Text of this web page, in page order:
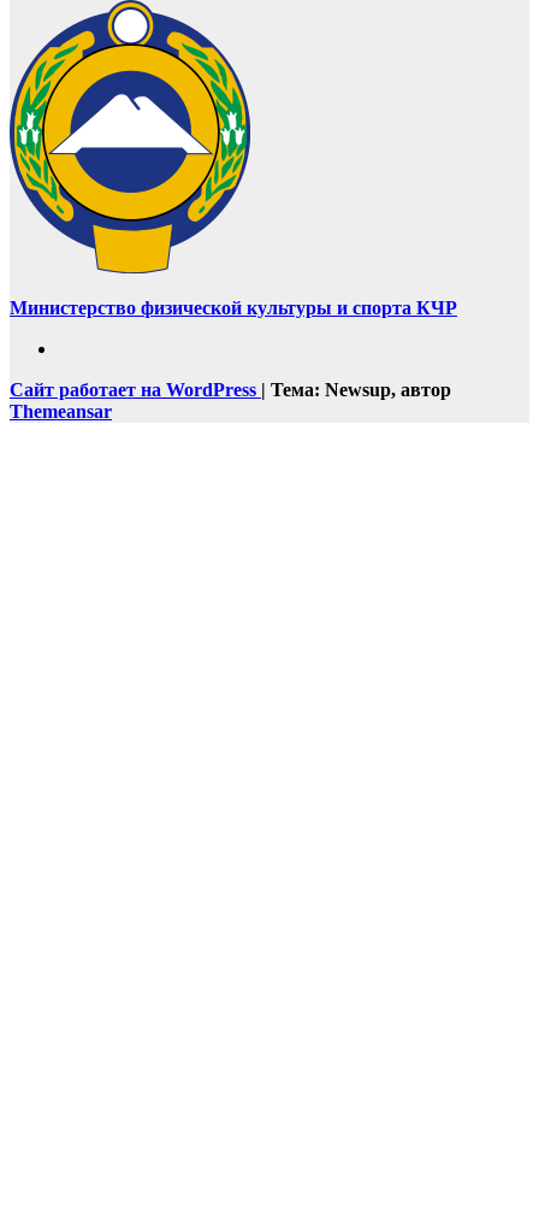
Министерство физической культуры и спорта КЧР
Сайт работает на WordPress | Тема: Newsup, автор
Themeansar